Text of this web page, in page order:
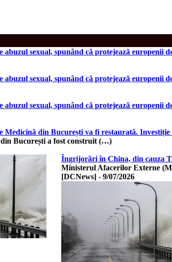
sexual, spunând că protejează europenii
sexual, spunând că protejează europenii
sexual, spunând că protejează europenii
din București va fi restaurată. Investiție
București a fost construit (…)
Îngrijorări în China, din cauza
Ministerul Afacerilor Externe
[DCNews] - 9/07/2026